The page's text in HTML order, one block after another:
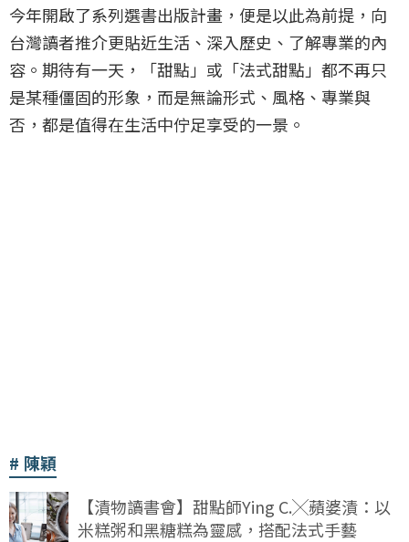
今年開啟了系列選書出版計畫，便是以此為前提，向
台灣讀者推介更貼近生活、深入歷史、了解專業的內
容。期待有一天，「甜點」或「法式甜點」都不再只
是某種僵固的形象，而是無論形式、風格、專業與
否，都是值得在生活中佇足享受的一景。
陳穎
【漬物讀書會】甜點師Ying C.╳蘋婆漬：以
米糕粥和黑糖糕為靈感，搭配法式手藝